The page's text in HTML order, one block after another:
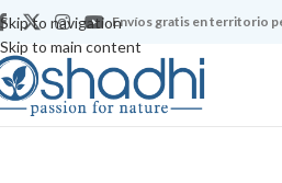
Skip to navigation
Skip to main content
Envíos gratis en territorio